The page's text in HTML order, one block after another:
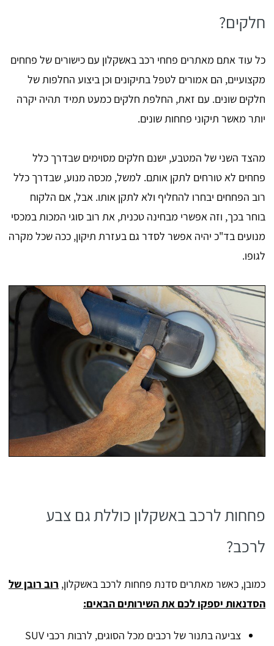
חלקים?
כל עוד אתם מאתרים פחחי רכב באשקלון עם כישורים של פחחים
מקצועיים, הם אמורים לטפל בתיקונים וכן ביצוע החלפות של
חלקים שונים. עם זאת, החלפת חלקים כמעט תמיד תהיה יקרה
יותר מאשר תיקוני פחחות שונים.
מהצד השני של המטבע, ישנם חלקים מסוימים שבדרך כלל
פחחים לא טורחים לתקן אותם. למשל, מכסה מנוע, שבדרך כלל
רוב הפחחים יבחרו להחליף ולא לתקן אותו. אבל, אם הלקוח
בוחר בכך, וזה אפשרי מבחינה טכנית, את רוב סוגי המכות במכסי
מנועים בד"כ יהיה אפשר לסדר גם בעזרת תיקון, ככה שכל מקרה
לגופו.
פחחות לרכב באשקלון כוללת גם צבע
לרכב?
כמובן, כאשר מאתרים סדנת פחחות לרכב באשקלון, רוב רובן של
הסדנאות יספקו לכם את השירותים הבאים:
צביעה בתנור של רכבים מכל הסוגים, לרבות רכבי SUV